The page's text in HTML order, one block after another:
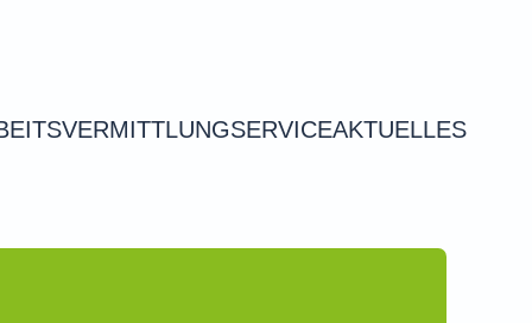
SERVICEAKTUELLES